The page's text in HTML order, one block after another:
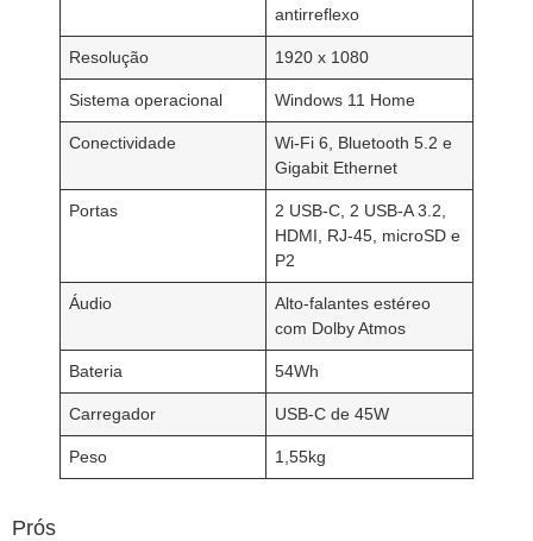
antirreflexo
Resolução 1920 x 1080
Sistema operacional Windows 11 Home
Conectividade
Wi-Fi 6, Bluetooth 5.2 e
Gigabit Ethernet
Portas
2 USB-C, 2 USB-A 3.2,
HDMI, RJ-45, microSD e
P2
Áudio
Alto-falantes estéreo
com Dolby Atmos
Bateria 54Wh
Carregador USB-C de 45W
Peso 1,55kg
Prós